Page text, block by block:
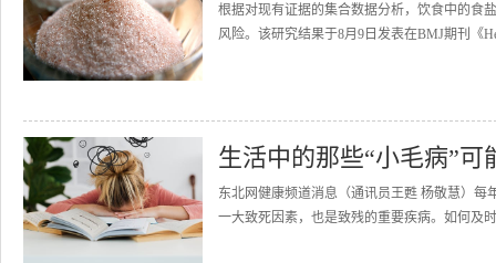
根据对现有证据的集合数据分析，饮食中的食
风险。该研究结果于8月9日发表在BMJ期刊《
生活中的那些“小毛病”可
东北网健康频道消息（通讯员王甦 杨敬慧）每
一大致死因素，也是致残的重要疾病。如何及